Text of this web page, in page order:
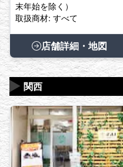
末年始を除く）
取扱商材: すべて
店舗詳細・地図
関西
▶